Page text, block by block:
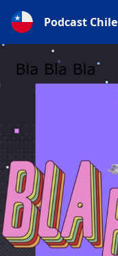
Podcast Chile